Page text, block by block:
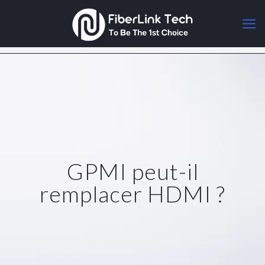
GPMI peut-il
remplacer HDMI ?